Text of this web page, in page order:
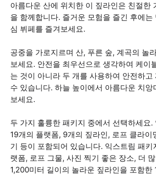
아름다운 산에 위치한 이 짚라인은 친절한
을 함께합니다. 즐거운 모험을 즐긴 후에는
심 뷔페를 즐겨보세요.
공중을 가로지르며 산, 푸른 숲, 계곡의 놀
보세요. 안전을 최우선으로 생각하여 케이
는 것이 아니라 두 개를 사용하여 안전하고
수 있습니다. 하늘 높이에서 아름다운 치앙
보세요.
두 가지 훌륭한 패키지 중에서 선택하세요.
19개의 플랫폼, 9개의 짚라인, 로프 클라이
기 등이 포함되어 있습니다. 익스트림 패
랫폼, 로프 그물, 사진 찍기 좋은 장소, 더
1,200미터 길이의 놀라운 짚라인을 포함한